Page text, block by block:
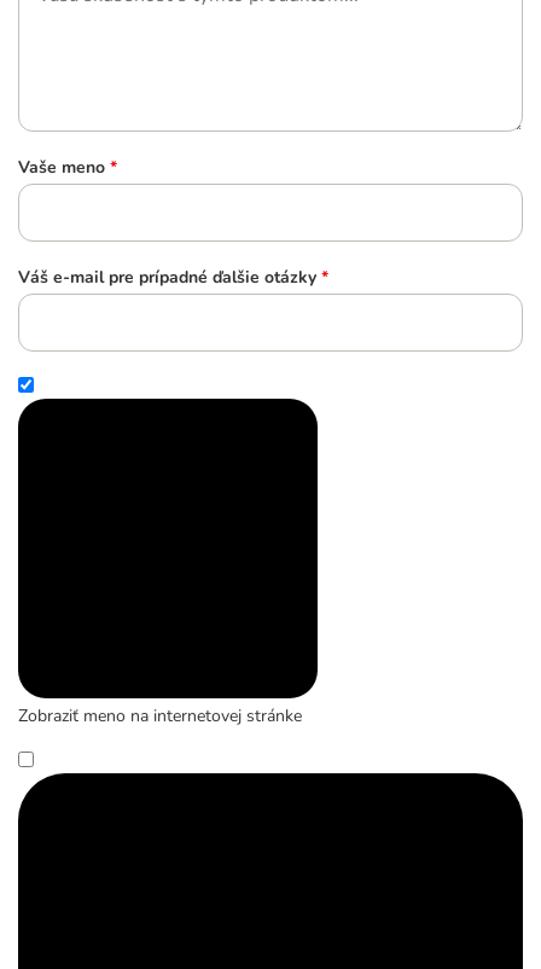
Vaše meno *
Váš e-mail pre prípadné ďalšie otázky *
Zobraziť meno na internetovej stránke